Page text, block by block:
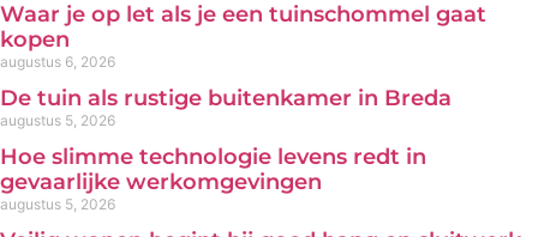
Waar je op let als je een tuinschommel gaat
kopen
augustus 6, 2026
De tuin als rustige buitenkamer in Breda
augustus 5, 2026
Hoe slimme technologie levens redt in
gevaarlijke werkomgevingen
augustus 5, 2026